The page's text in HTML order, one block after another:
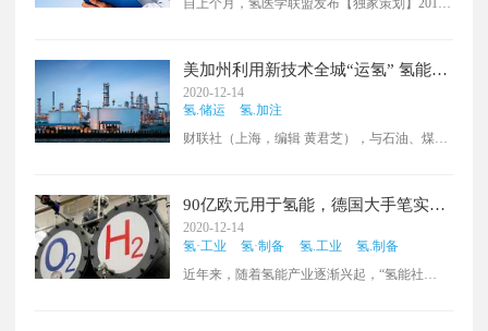
它来了！
美加州利用新技术全城“运氢” 氢能源
汽车推广或成可能
2020-12-14
氢.储运
氢.加注
财联社（上海，编辑 黄君芝），与石油、煤炭
并没有那么广泛。主要原因之一就是氢气在配
送过程中需要保持低温和加压，而且氢气是间
歇性产生的，这使得卡车运输更加困难。
90亿欧元用于氢能，德国大手笔实现
绿氢战略！
2020-12-14
氢·工业
氢·制备 氢.工业
氢.制备
近年来，随着氢能产业逐渐兴起，“氢能社